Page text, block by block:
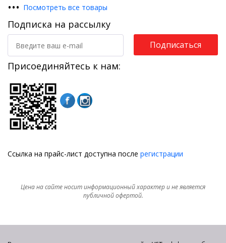
••• Посмотреть все товары
Подписка на рассылку
Подписаться
Присоединяйтесь к нам:
Ссылка на прайс-лист доступна после регистрации
Цена на сайте носит информационный характер и не является
публичной офертой.